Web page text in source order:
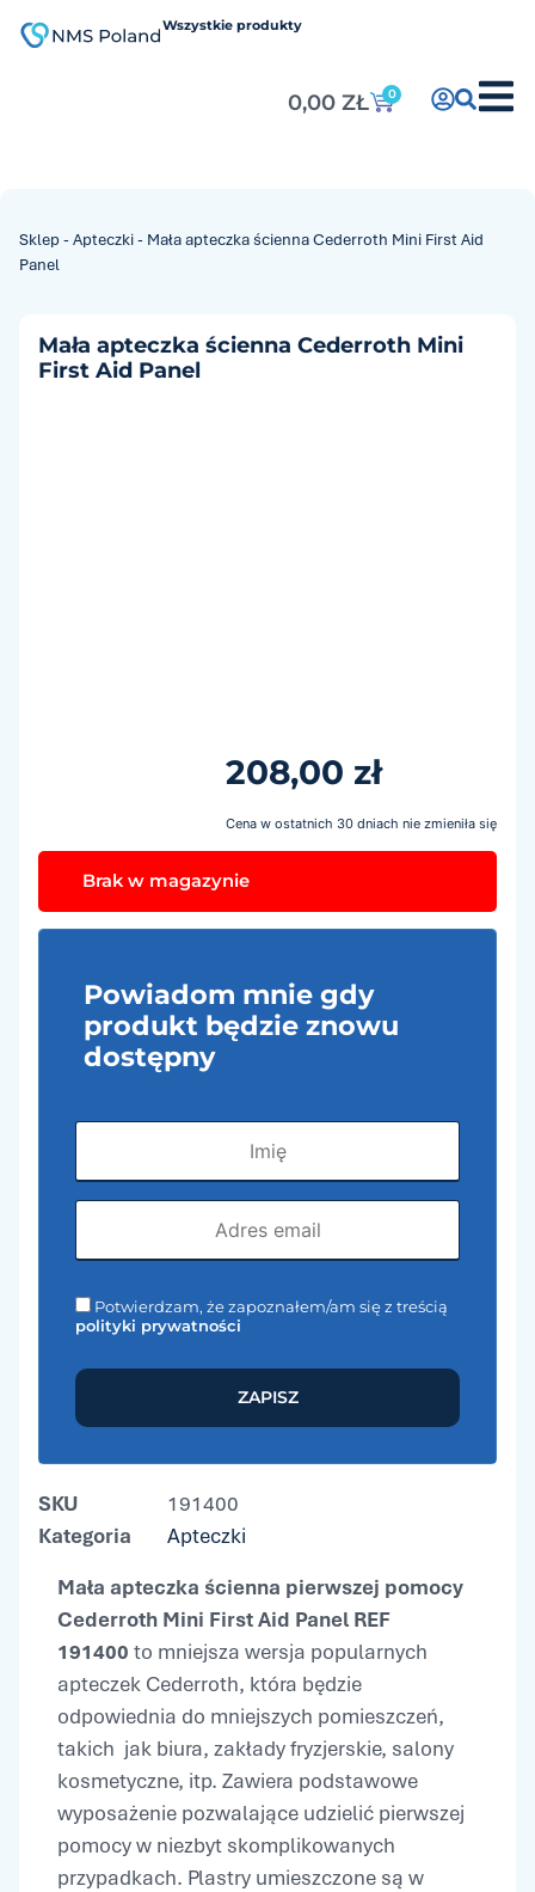
treści
Wszystkie produkty
0,00 ZŁ 0
Sklep- Apteczki- Mała apteczka ścienna Cederroth Mini First Aid
Panel
Mała apteczka ścienna pierwszej pomocy
Cederroth Mini First Aid Panel REF
191400 to mniejsza wersja popularnych
apteczek Cederroth, która będzie
odpowiednia do mniejszych pomieszczeń,
takich jak biura, zakłady fryzjerskie, salony
kosmetyczne, itp. Zawiera podstawowe
wyposażenie pozwalające udzielić pierwszej
pomocy w niezbyt skomplikowanych
przypadkach. Plastry umieszczone są w
Mała apteczka ścienna Cederroth Mini
First Aid Panel
208,00 zł
Cena w ostatnich 30 dniach nie zmieniła się
Brak w magazynie
Powiadom mnie gdy
produkt będzie znowu
dostępny
Potwierdzam, że zapoznałem/am się z treścią
polityki prywatności
ZAPISZ
SKU
191400
Kategoria
Apteczki